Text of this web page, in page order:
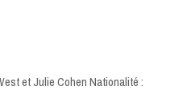
et Julie Cohen Nationalité :